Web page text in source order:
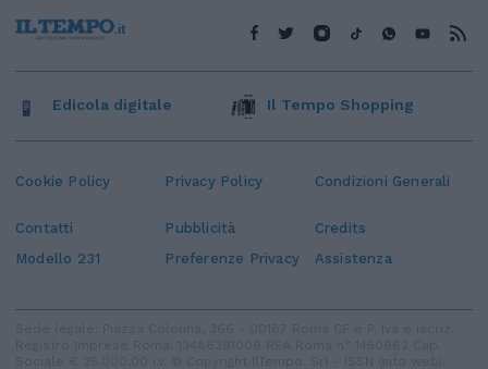
Cookie Policy Privacy Policy Condizioni Generali
Contatti Pubblicità
Credits
Modello 231
Preferenze Privacy Assistenza
Edicola digitale Il Tempo Shopping